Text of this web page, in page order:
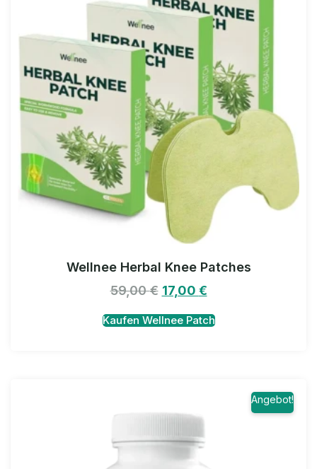
Wellnee Herbal Knee Patches
59,00€ 17,00 €
Kaufen Wellnee Patch
Angebot!